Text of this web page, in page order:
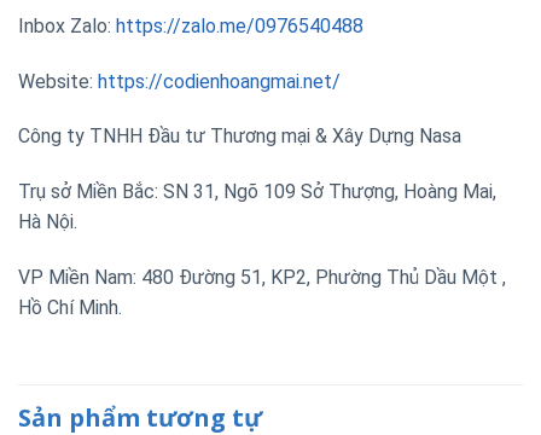
Inbox Zalo: https://zalo.me/0976540488
Website: https://codienhoangmai.net/
Công ty TNHH Đầu tư Thương mại & Xây Dựng Nasa
Trụ sở Miền Bắc: SN 31, Ngõ 109 Sở Thượng, Hoàng Mai,
Hà Nội.
VP Miền Nam: 480 Đường 51, KP2, Phường Thủ Dầu Một ,
Hồ Chí Minh.
Sản phẩm tương tự